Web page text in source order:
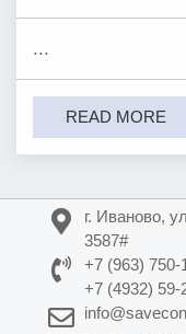
...
READ MORE
г. Иваново,
3587#
+7 (963) 750-
+7 (4932) 59-